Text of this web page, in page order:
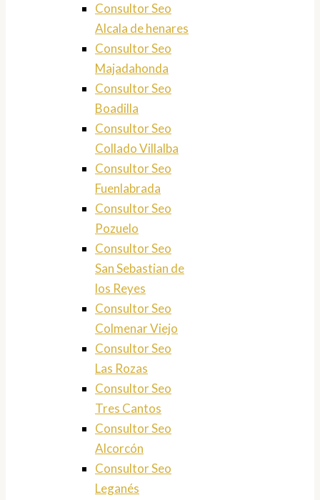
Consultor Seo
Alcala de henares
Consultor Seo
Majadahonda
Consultor Seo
Boadilla
Consultor Seo
Collado Villalba
Consultor Seo
Fuenlabrada
Consultor Seo
Pozuelo
Consultor Seo
San Sebastian de
los Reyes
Consultor Seo
Colmenar Viejo
Consultor Seo
Las Rozas
Consultor Seo
Tres Cantos
Consultor Seo
Alcorcón
Consultor Seo
Leganés